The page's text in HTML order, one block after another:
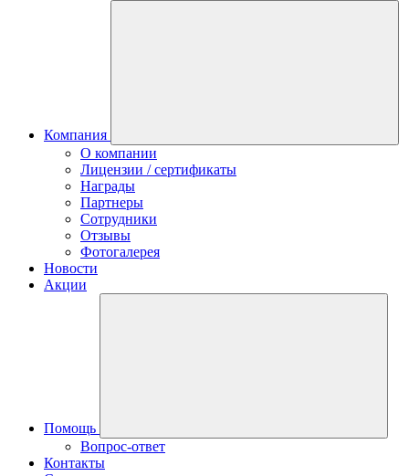
Компания
О компании
Лицензии / сертификаты
Награды
Партнеры
Сотрудники
Отзывы
Фотогалерея
Новости
Акции
Помощь
Вопрос-ответ
Контакты